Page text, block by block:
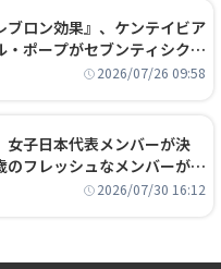
ブロン効果』、ケンテイビア
・ポープがセブンティシクサ
2026/07/26 09:58
女子日本代表メンバーが決
のフレッシュなメンバーが日
を狙う
2026/07/30 16:12